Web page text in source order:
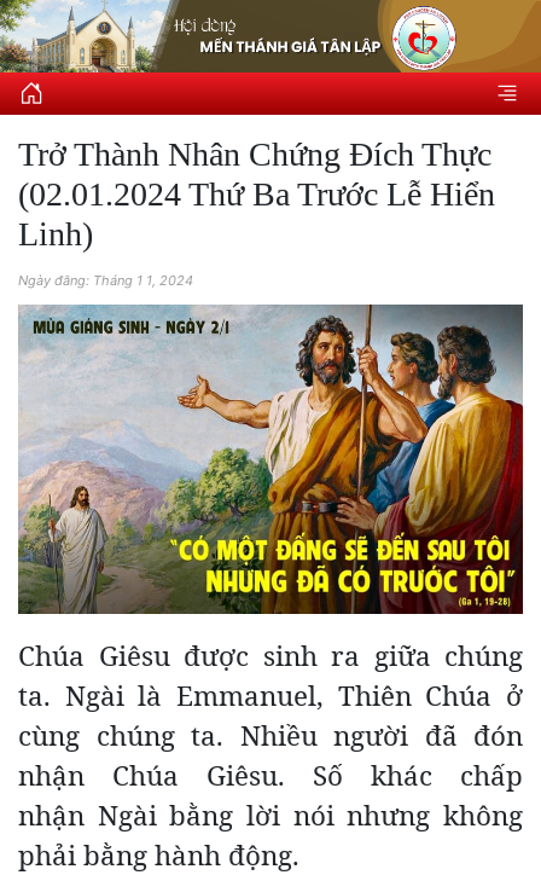
Trở Thành Nhân Chứng Đích Thực
(02.01.2024 Thứ Ba Trước Lễ Hiển
Linh)
Ngày đăng: Tháng 1 1, 2024
Chúa Giêsu được sinh ra giữa chúng
ta. Ngài là Emmanuel, Thiên Chúa ở
cùng chúng ta. Nhiều người đã đón
nhận Chúa Giêsu. Số khác chấp
nhận Ngài bằng lời nói nhưng không
phải bằng hành động.